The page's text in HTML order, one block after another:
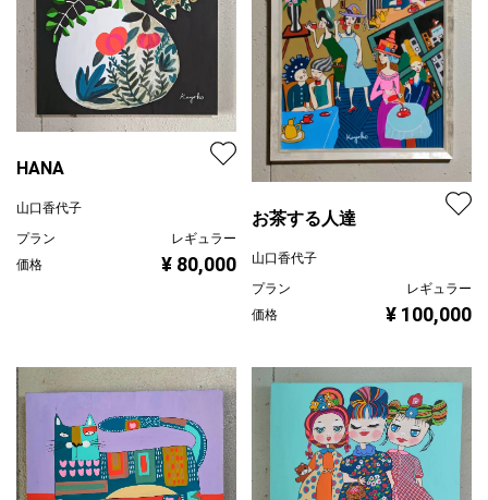
HANA
山口香代子
プラン
レギュラー
価格
¥ 80,000
お茶する人達
山口香代子
プラン
レギュラー
価格
¥ 100,000